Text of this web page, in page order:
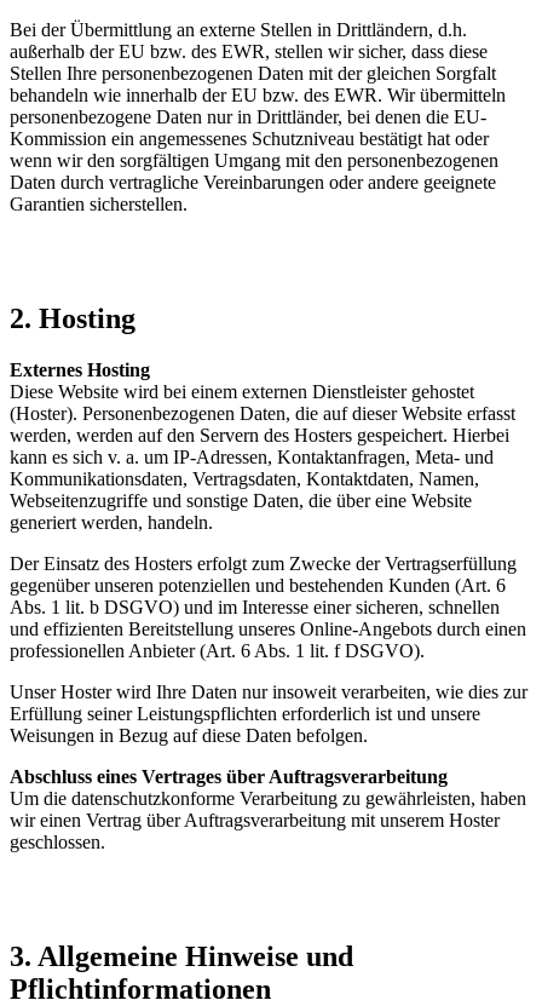
Bei der Übermittlung an externe Stellen in Drittländern, d.h.
außerhalb der EU bzw. des EWR, stellen wir sicher, dass diese
Stellen Ihre personenbezogenen Daten mit der gleichen Sorgfalt
behandeln wie innerhalb der EU bzw. des EWR. Wir übermitteln
personenbezogene Daten nur in Drittländer, bei denen die EU-
Kommission ein angemessenes Schutzniveau bestätigt hat oder
wenn wir den sorgfältigen Umgang mit den personenbezogenen
Daten durch vertragliche Vereinbarungen oder andere geeignete
Garantien sicherstellen.
2. Hosting
Externes Hosting
Diese Website wird bei einem externen Dienstleister gehostet
(Hoster). Personenbezogenen Daten, die auf dieser Website erfasst
werden, werden auf den Servern des Hosters gespeichert. Hierbei
kann es sich v. a. um IP-Adressen, Kontaktanfragen, Meta- und
Kommunikationsdaten, Vertragsdaten, Kontaktdaten, Namen,
Webseitenzugriffe und sonstige Daten, die über eine Website
generiert werden, handeln.
Der Einsatz des Hosters erfolgt zum Zwecke der Vertragserfüllung
gegenüber unseren potenziellen und bestehenden Kunden (Art. 6
Abs. 1 lit. b DSGVO) und im Interesse einer sicheren, schnellen
und effizienten Bereitstellung unseres Online-Angebots durch einen
professionellen Anbieter (Art. 6 Abs. 1 lit. f DSGVO).
Unser Hoster wird Ihre Daten nur insoweit verarbeiten, wie dies zur
Erfüllung seiner Leistungspflichten erforderlich ist und unsere
Weisungen in Bezug auf diese Daten befolgen.
Abschluss eines Vertrages über Auftragsverarbeitung
Um die datenschutzkonforme Verarbeitung zu gewährleisten, haben
wir einen Vertrag über Auftragsverarbeitung mit unserem Hoster
geschlossen.
3. Allgemeine Hinweise und
Pflichtinformationen